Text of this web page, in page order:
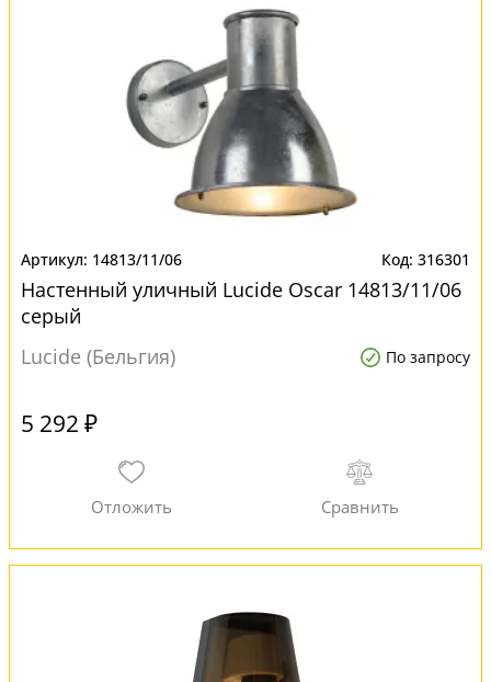
14813/11/06 316301
Настенный уличный Lucide Oscar 14813/11/06
серый
Lucide (Бельгия)
По запросу
5 292 ₽